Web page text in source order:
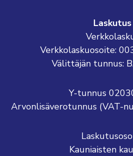
Laskutus
Verkkolaskuosoite:
Välittäjän tunnus:
Y-tunnus
Arvonlisäverotunnus (VAT-
Kauniaisten